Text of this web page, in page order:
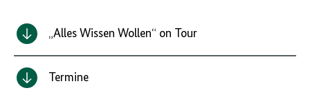
„Alles Wissen Wollen“ on Tour
Termine